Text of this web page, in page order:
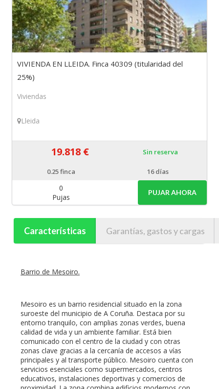
VIVIENDA EN LLEIDA. Finca 40309 (titularidad del
25%)
Viviendas
Lleida
19.818 € Sin reserva
0.25finca 16 días
0
Pujas
PUJAR AHORA
Características Garantías, gastos y cargas
Barrio de Mesoiro.
Mesoiro es un barrio residencial situado en la zona
suroeste del municipio de A Coruña. Destaca por su
entorno tranquilo, con amplias zonas verdes, buena
calidad de vida y un ambiente familiar. Está bien
comunicado con el centro de la ciudad y con otras
zonas clave gracias a la cercanía de accesos a vías
principales y al transporte público. Mesoiro cuenta con
servicios esenciales como supermercados, centros
educativos, instalaciones deportivas y comercios de